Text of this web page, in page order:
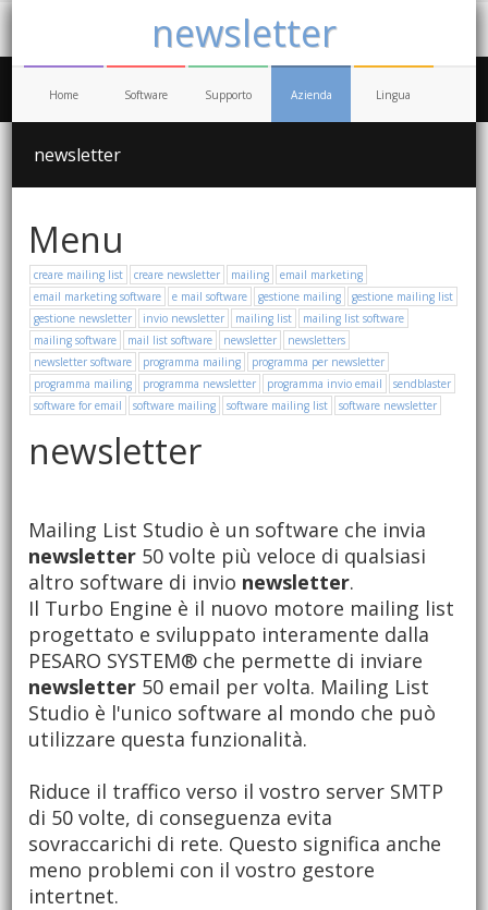
newsletter
Home Software Supporto Azienda Lingua
newsletter
Menu
creare mailing list creare newsletter mailing
email marketing
email marketing software
e mail software gestione mailing
gestione mailing list
gestione newsletter
invio newsletter mailing list
mailing list software
mailing software
mail list software newsletter
newsletters
newsletter software
programma mailing
programma per newsletter
programma mailing
programma newsletter programma invio email
sendblaster
software for email
software mailing software mailing list software newsletter
newsletter
Mailing List Studio è un software che invia
newsletter 50 volte più veloce di qualsiasi
altro software di invio newsletter.
Il Turbo Engine è il nuovo motore mailing list
progettato e sviluppato interamente dalla
PESARO SYSTEM® che permette di inviare
newsletter 50 email per volta. Mailing List
Studio è l'unico software al mondo che può
utilizzare questa funzionalità.
Riduce il traffico verso il vostro server SMTP
di 50 volte, di conseguenza evita
sovraccarichi di rete. Questo significa anche
meno problemi con il vostro gestore
intertnet.